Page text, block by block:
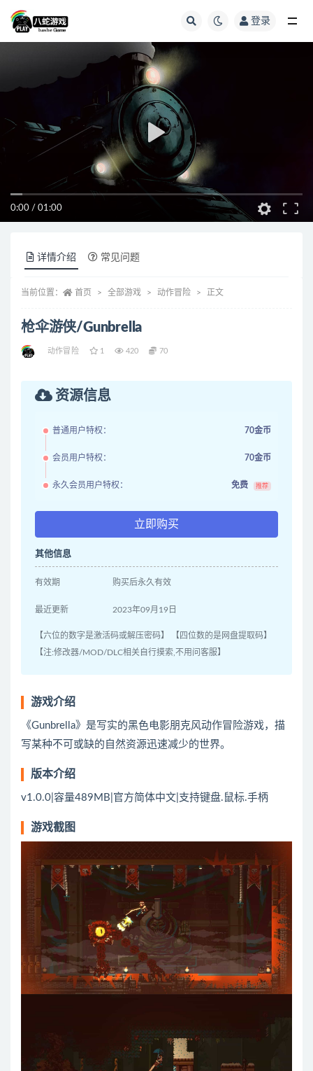
登录
0:00 / 01:00
详情介绍 常见问题
当前位置： 首页 全部游戏 动作冒险 正文
枪伞游侠/Gunbrella
动作冒险 1 420 70
资源信息
普通用户特权： 70金币
会员用户特权： 70金币
永久会员用户特权： 免费 推荐
立即购买
其他信息
有效期 购买后永久有效
最近更新 2023年09月19日
【六位的数字是激活码或解压密码】 【四位数的是网盘提取码】
【注:修改器/MOD/DLC相关自行摸索,不用问客服】
游戏介绍
《Gunbrella》是写实的黑色电影朋克风动作冒险游戏，描
写某种不可或缺的自然资源迅速减少的世界。
版本介绍
v1.0.0|容量489MB|官方简体中文|支持键盘.鼠标.手柄
游戏截图